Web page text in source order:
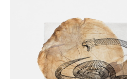
piranesilab@gmail.com
Художники
Кабинет печатного искусства
ЦСИ «Винзавод»,
4-й Сыромятнический переулок, 1/